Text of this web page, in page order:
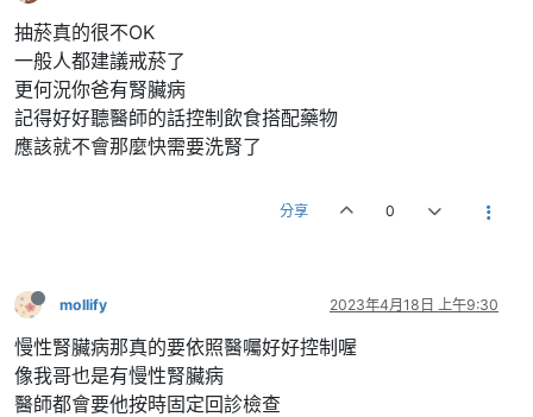
抽菸真的很不OK
一般人都建議戒菸了
更何況你爸有腎臟病
記得好好聽醫師的話控制飲食搭配藥物
應該就不會那麼快需要洗腎了
分享 0
mollify 2023年4月18日 上午9:30
慢性腎臟病那真的要依照醫囑好好控制喔
像我哥也是有慢性腎臟病
醫師都會要他按時固定回診檢查